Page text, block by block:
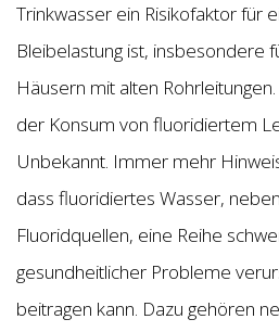
Trinkwasser ein Risikofaktor für
Bleibelastung ist, insbesondere
Häusern mit alten
der Konsum von fluoridiertem
Unbekannt. Immer mehr
dass fluoridiertes Wasser,
Fluoridquellen, eine Reihe
gesundheitlicher Probleme
beitragen kann. Dazu gehören